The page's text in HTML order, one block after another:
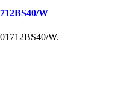
W
W.